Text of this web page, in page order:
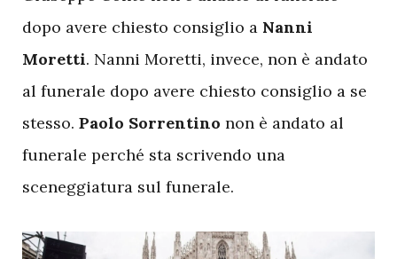
dopo avere chiesto consiglio a Nanni
Moretti. Nanni Moretti, invece, non è andato
al funerale dopo avere chiesto consiglio a se
stesso. Paolo Sorrentino non è andato al
funerale perché sta scrivendo una
sceneggiatura sul funerale.